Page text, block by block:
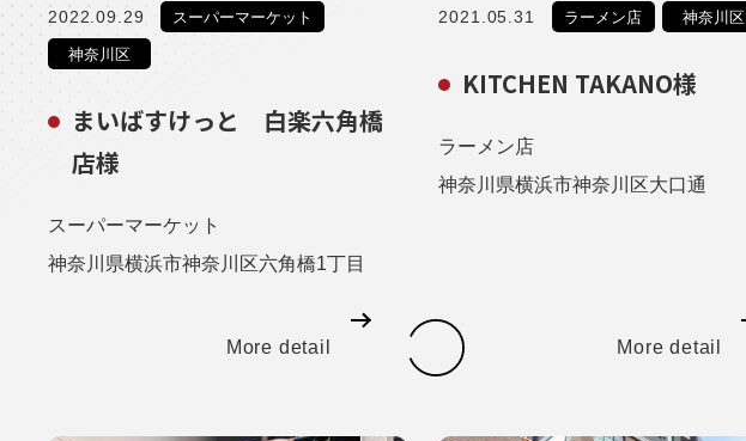
2022.09.29 スーパーマーケット
神奈川区
まいばすけっと 白楽六角橋
店様
スーパーマーケット
神奈川県横浜市神奈川区六角橋1丁目
More detail
2021.05.31 ラーメン店 神奈川区
KITCHEN TAKANO様
ラーメン店
神奈川県横浜市神奈川区大口通
More detail